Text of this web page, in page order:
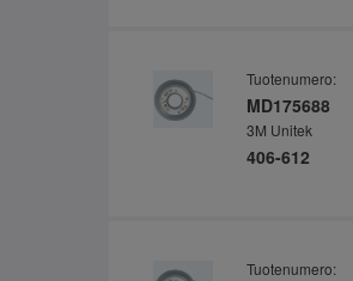
Tuotenumero:
MD175688
3M Unitek
406-612
Tuotenumero: